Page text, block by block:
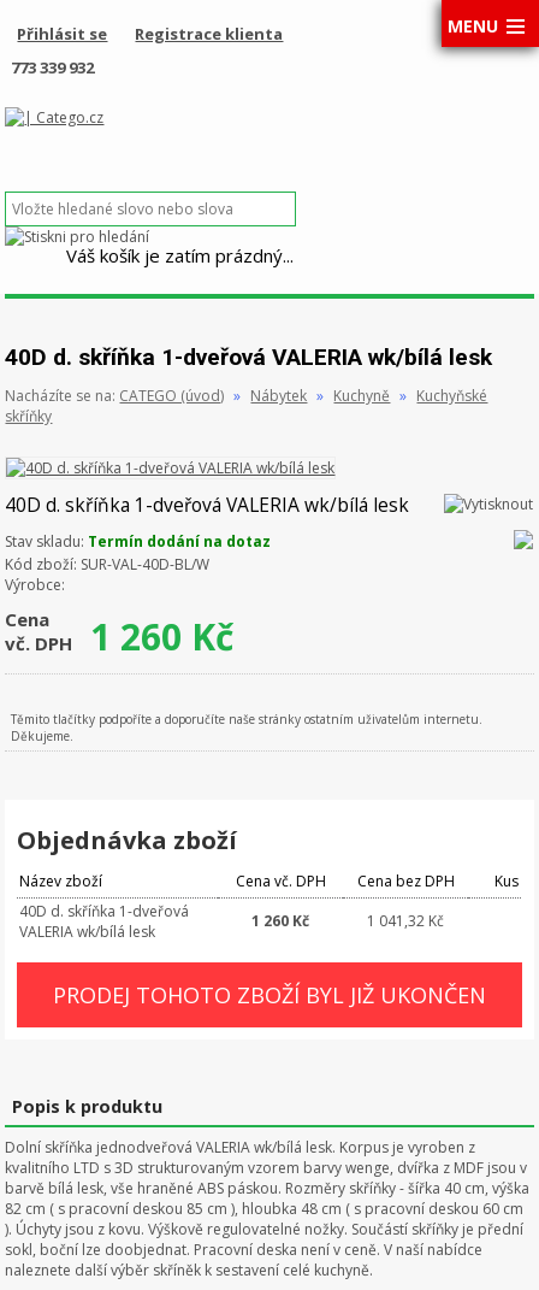
MENU
Přihlásit se
Registrace klienta
773 339 932
Váš košík je zatím prázdný...
40D d. skříňka 1-dveřová VALERIA wk/bílá lesk
Nacházíte se na: CATEGO (úvod) » Nábytek » Kuchyně » Kuchyňské
skříňky
40D d. skříňka 1-dveřová VALERIA wk/bílá lesk
Stav skladu: Termín dodání na dotaz
Kód zboží: SUR-VAL-40D-BL/W
Výrobce:
Cena
vč. DPH
1 260 Kč
Těmito tlačítky podpoříte a doporučíte naše stránky ostatním uživatelům internetu.
Děkujeme.
Objednávka zboží
Název zboží Cena vč. DPH Cena bez DPH
Kus
40D d. skříňka 1-dveřová
VALERIA wk/bílá lesk
1 260 Kč 1 041,32 Kč
PRODEJ TOHOTO ZBOŽÍ BYL JIŽ UKONČEN
Popis k produktu
Dolní skříňka jednodveřová VALERIA wk/bílá lesk. Korpus je vyroben z
kvalitního LTD s 3D strukturovaným vzorem barvy wenge, dvířka z MDF jsou v
barvě bílá lesk, vše hraněné ABS páskou. Rozměry skříňky - šířka 40 cm, výška
82 cm ( s pracovní deskou 85 cm ), hloubka 48 cm ( s pracovní deskou 60 cm
). Úchyty jsou z kovu. Výškově regulovatelné nožky. Součástí skříňky je přední
sokl, boční lze doobjednat. Pracovní deska není v ceně. V naší nabídce
naleznete další výběr skříněk k sestavení celé kuchyně.